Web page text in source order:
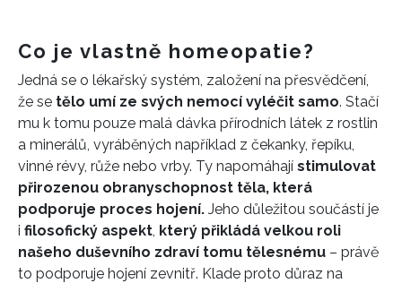
Co je vlastně homeopatie?
Jedná se o lékařský systém, založení na přesvědčení,
že se tělo umí ze svých nemocí vyléčit samo. Stačí
mu k tomu pouze malá dávka přírodních látek z rostlin
a minerálů, vyráběných například z čekanky, řepíku,
vinné révy, růže nebo vrby. Ty napomáhají stimulovat
přirozenou obranyschopnost těla, která
podporuje proces hojení. Jeho důležitou součástí je
i filosofický aspekt který přikládá velkou roli
našeho duševního zdraví tomu tělesnému – právě
to podporuje hojení zevnitř. Klade proto důraz na